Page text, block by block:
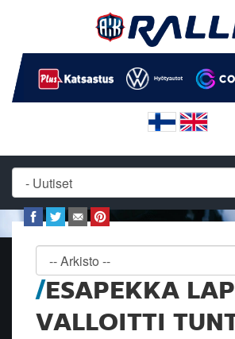
ESAPEKKA
VALLOITTI